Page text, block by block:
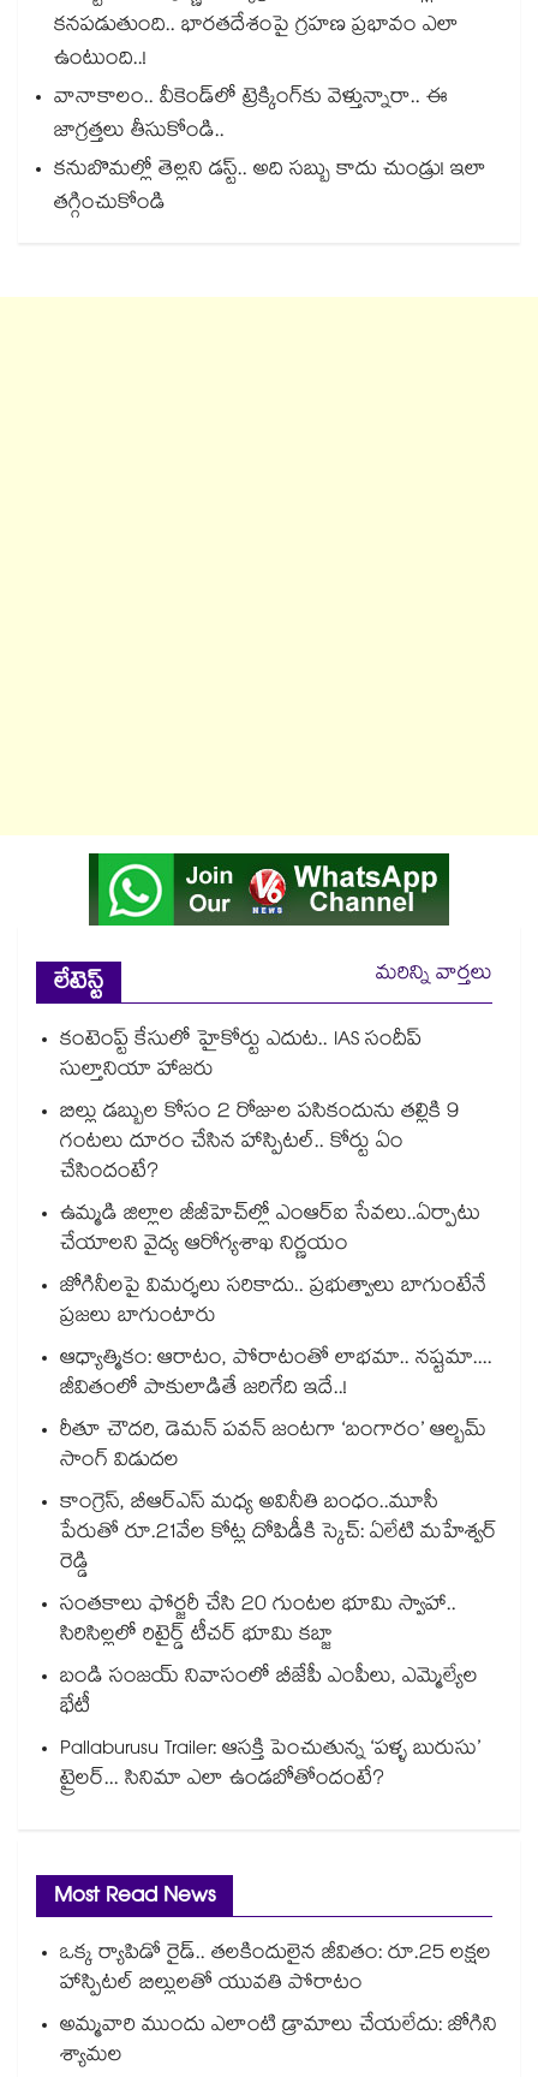
కనపడుతుంది.. భారతదేశంపై గ్రహణ ప్రభావం ఎలా
ఉంటుంది..!
వానాకాలం.. వీకెండ్‏లో ట్రెక్కింగ్‎కు వెళ్తున్నారా.. ఈ
జాగ్రత్తలు తీసుకోండి..
కనుబొమల్లో తెల్లని డస్ట్.. అది సబ్బు కాదు చుండ్రు! ఇలా
తగ్గించుకోండి
లేటెస్ట్
మరిన్ని వార్తలు
కంటెంప్ట్ కేసులో హైకోర్టు ఎదుట.. IAS సందీప్
సుల్తానియా హాజరు
బిల్లు డబ్బుల కోసం 2 రోజుల పసికందును తల్లికి 9
గంటలు దూరం చేసిన హాస్పిటల్.. కోర్టు ఏం
చేసిందంటే?
ఉమ్మడి జిల్లాల జీజీహెచ్‌‌ల్లో ఎంఆర్ఐ సేవలు..ఏర్పాటు
చేయాలని వైద్య ఆరోగ్యశాఖ నిర్ణయం
జోగినీలపై విమర్శలు సరికాదు.. ప్రభుత్వాలు బాగుంటేనే
ప్రజలు బాగుంటారు
ఆధ్యాత్మికం: ఆరాటం, పోరాటంతో లాభమా.. నష్టమా....
జీవితంలో పాకులాడితే జరిగేది ఇదే..!
రీతూ చౌదరి, డెమన్ పవన్ జంటగా ‘బంగారం’ ఆల్బమ్
సాంగ్ విడుదల
కాంగ్రెస్, బీఆర్ఎస్ మధ్య అవినీతి బంధం..మూసీ
పేరుతో రూ.21వేల కోట్ల దోపిడీకి స్కెచ్: ఏలేటి మహేశ్వర్
రెడ్డి
సంతకాలు ఫోర్జరీ చేసి 20 గుంటల భూమి స్వాహా..
సిరిసిల్లలో రిటైర్డ్ టీచర్ భూమి కబ్జా
బండి సంజయ్ నివాసంలో బీజేపీ ఎంపీలు, ఎమ్మెల్యేల
భేటీ
Pallaburusu Trailer: ఆసక్తి పెంచుతున్న ‘పళ్ళ బురుసు’
ట్రైలర్... సినిమా ఎలా ఉండబోతోందంటే?
Most Read News
ఒక్క ర్యాపిడో రైడ్.. తలకిందులైన జీవితం: రూ.25 లక్షల
హాస్పిటల్ బిల్లులతో యువతి పోరాటం
అమ్మవారి ముందు ఎలాంటి డ్రామాలు చేయలేదు: జోగిని
శ్యామల